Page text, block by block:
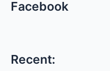
Facebook
Recent: